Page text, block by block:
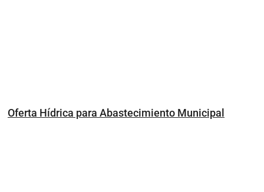
Oferta Hídrica para Abastecimiento Municipal